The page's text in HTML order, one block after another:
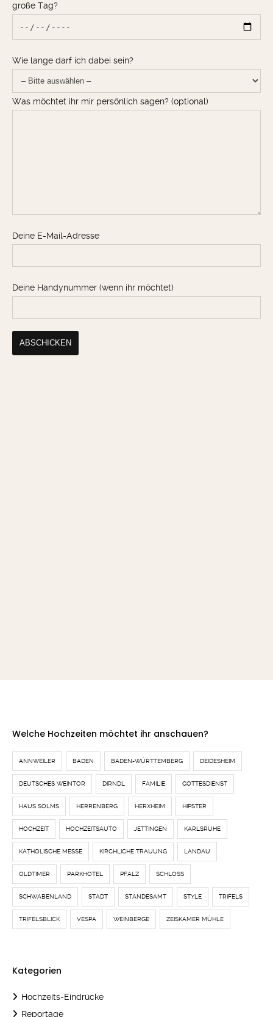
große Tag?
Wie lange darf ich dabei sein?
Was möchtet ihr mir persönlich sagen? (optional)
Deine E-Mail-Adresse
Deine Handynummer (wenn ihr möchtet)
Welche Hochzeiten möchtet ihr anschauen?
ANNWEILER BADEN BADEN-WÜRTTEMBERG DEIDESHEIM
DEUTSCHES WEINTOR DIRNDL FAMILIE GOTTESDIENST
HAUS SOLMS HERRENBERG HERXHEIM HIPSTER
HOCHZEIT HOCHZEITSAUTO JETTINGEN KARLSRUHE
KATHOLISCHE MESSE KIRCHLICHE TRAUUNG LANDAU
OLDTIMER PARKHOTEL PFALZ SCHLOSS
SCHWABENLAND STADT STANDESAMT STYLE TRIFELS
TRIFELSBLICK VESPA WEINBERGE ZEISKAMER MÜHLE
Kategorien
Hochzeits-Eindrücke
Reportage